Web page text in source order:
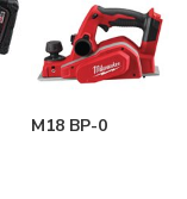
M18 BP-0